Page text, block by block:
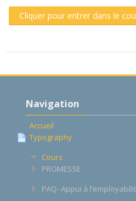
Cliquer pour entrer dans le
Navigation
Accueil
Typography
Cours
PROMESSE
PAQ- Appui à